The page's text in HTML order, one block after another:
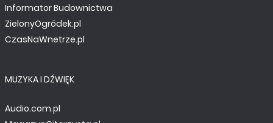
Informator Budownictwa
ZielonyOgródek.pl
CzasNaWnetrze.pl
MUZYKA I DŹWIĘK
Audio.com.pl